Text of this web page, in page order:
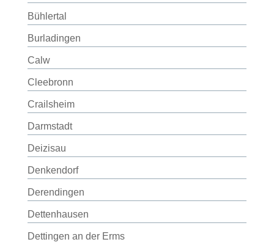
Bühlertal
Burladingen
Calw
Cleebronn
Crailsheim
Darmstadt
Deizisau
Denkendorf
Derendingen
Dettenhausen
Dettingen an der Erms